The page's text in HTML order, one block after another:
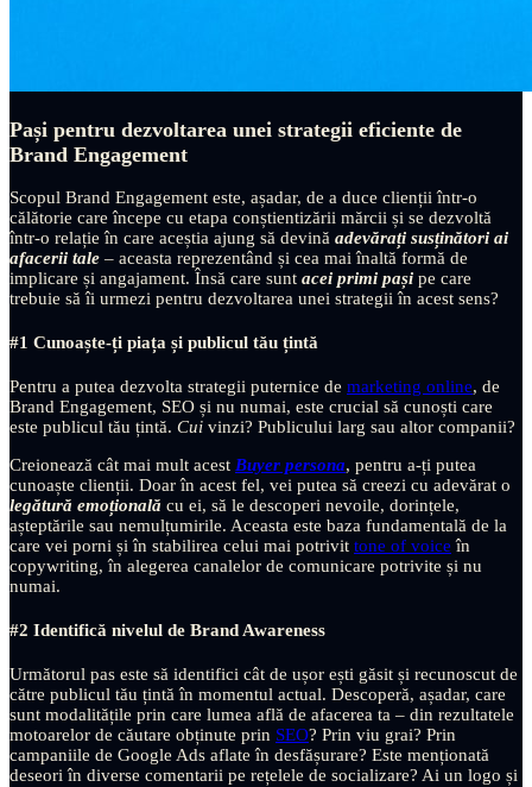
Pași pentru dezvoltarea unei strategii eficiente de
Brand Engagement
Scopul Brand Engagement este, așadar, de a duce clienții într-o
călătorie care începe cu etapa conștientizării mărcii și se dezvoltă
într-o relație în care aceștia ajung să devină adevărați susținători ai
afacerii tale – aceasta reprezentând și cea mai înaltă formă de
implicare și angajament. Însă care sunt acei primi pași pe care
trebuie să îi urmezi pentru dezvoltarea unei strategii în acest sens?
#1 Cunoaște-ți piața și publicul tău țintă
Pentru a putea dezvolta strategii puternice de marketing online, de
Brand Engagement, SEO și nu numai, este crucial să cunoști care
este publicul tău țintă. Cui vinzi? Publicului larg sau altor companii?
Creionează cât mai mult acest Buyer persona, pentru a-ți putea
cunoaște clienții. Doar în acest fel, vei putea să creezi cu adevărat o
legătură emoțională cu ei, să le descoperi nevoile, dorințele,
așteptările sau nemulțumirile. Aceasta este baza fundamentală de la
care vei porni și în stabilirea celui mai potrivit tone of voice în
copywriting, în alegerea canalelor de comunicare potrivite și nu
numai.
#2 Identifică nivelul de Brand Awareness
Următorul pas este să identifici cât de ușor ești găsit și recunoscut de
către publicul tău țintă în momentul actual. Descoperă, așadar, care
sunt modalitățile prin care lumea află de afacerea ta – din rezultatele
motoarelor de căutare obținute prin SEO? Prin viu grai? Prin
campaniile de Google Ads aflate în desfășurare? Este menționată
deseori în diverse comentarii pe rețelele de socializare? Ai un logo și